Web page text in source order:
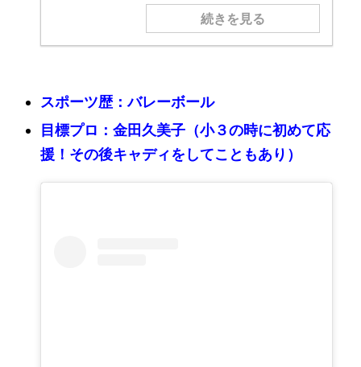
続きを見る
スポーツ歴：バレーボール
目標プロ：金田久美子（小３の時に初めて応
援！その後キャディをしてこともあり）